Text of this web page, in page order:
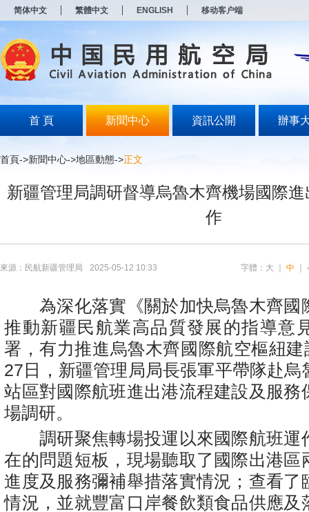
简体中文 繁體中文 ENGLISH 移动客户端
首 頁 新聞中心 資訊公開 辦事
首頁->新聞中心->地區動態->正文
新疆管理局調研督導烏魯木齊機場國際
作
來源：民航新疆管理局 2025-05-12 10:33 字體： 大 中
為深化落實《關於加快烏魯木齊國
推動新疆民航業高品質發展的指導意
署，有力推進烏魯木齊國際航空樞紐
27日，新疆管理局局長張軍平帶隊赴烏
站區對國際航班進出港流程建設及服務
場調研。
調研聚焦轉場投運以來國際航班運
在的問題短板，現場聽取了國際出港區
進度及服務彌補舉措落實情況；查看了
情況，並就豐富口岸餐飲類食品供應及
打
开
无
障
说
按
Alt
波
浪
盲